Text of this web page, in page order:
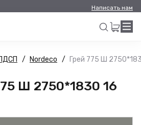
Написать нам
Искать
Nordeco Грей 775 Ш
Ш 2750*1830 16